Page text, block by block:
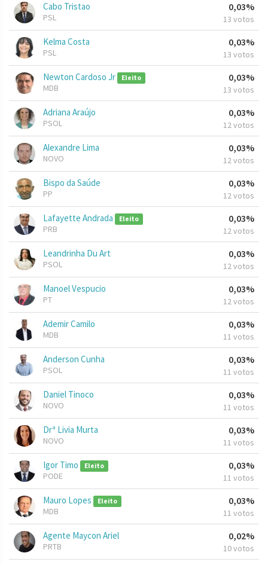
Cabo Tristao
PSL
0,03%
13 votos
Kelma Costa
PSL
0,03%
13 votos
Newton Cardoso Jr Eleito
MDB
0,03%
13 votos
Adriana Araújo
PSOL
0,03%
12 votos
Alexandre Lima
NOVO
0,03%
12 votos
Bispo da Saúde
PP
0,03%
12 votos
Lafayette Andrada Eleito
PRB
0,03%
12 votos
Leandrinha Du Art
PSOL
0,03%
12 votos
Manoel Vespucio
PT
0,03%
12 votos
Ademir Camilo
MDB
0,03%
11 votos
Anderson Cunha
PSOL
0,03%
11 votos
Daniel Tinoco
NOVO
0,03%
11 votos
Drª Livia Murta
NOVO
0,03%
11 votos
Igor Timo Eleito
PODE
0,03%
11 votos
Mauro Lopes Eleito
MDB
0,03%
11 votos
Agente Maycon Ariel
PRTB
0,02%
10 votos